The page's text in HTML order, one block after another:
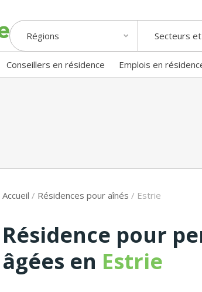
Régions Secteurs
Conseillers en résidence Emplois en
Accueil / Résidences pour aînés / Estrie
Résidence pour
âgées en Estrie